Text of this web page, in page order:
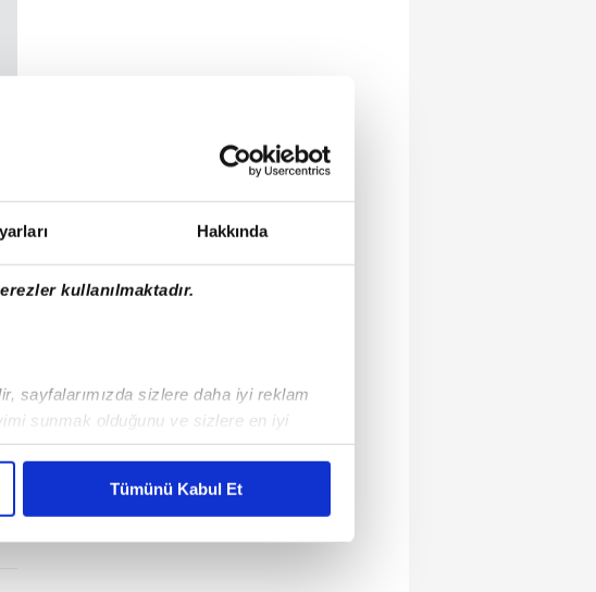
Hakkında
kullanılmaktadır.
sayfalarımızda sizlere daha iyi reklam
sunmak olduğunu ve sizlere en iyi
maliyetlerimizi karşılamak
Tümünü Kabul Et